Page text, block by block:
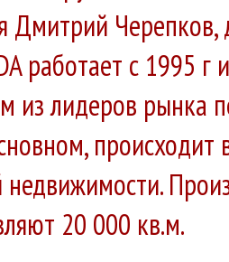
Дмитрий
работает с 1995
из лидеров рынка
происходит
недвижимости.
20 000 кв.м.